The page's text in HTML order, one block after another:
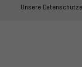
Unsere